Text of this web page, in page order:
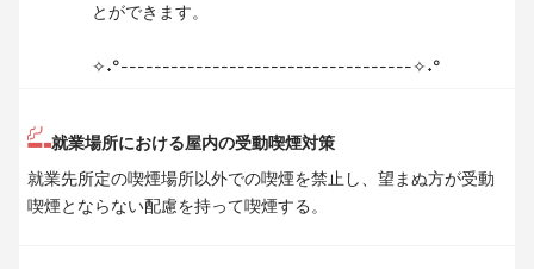
とができます。
✧˖°-----------------------------------✧˖°
就業場所における屋内の受動喫煙対策
就業先所定の喫煙場所以外での喫煙を禁止し、望まぬ方が受動
喫煙とならない配慮を持って喫煙する。